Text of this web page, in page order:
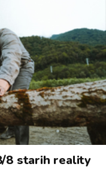
8 starih reality